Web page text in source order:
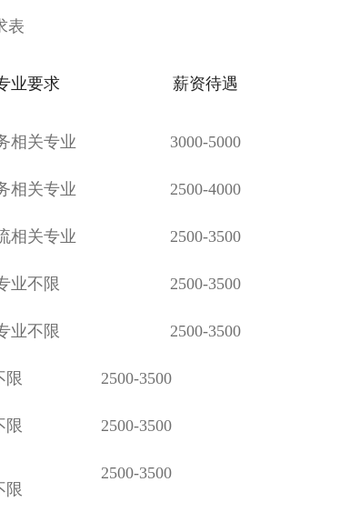
表
业要求 薪资待遇
相关专业 3000-5000
相关专业 2500-4000
相关专业 2500-3500
业不限 2500-3500
业不限 2500-3500
限 2500-3500
限 2500-3500
限
2500-3500